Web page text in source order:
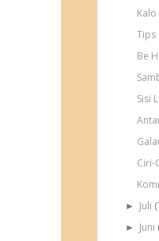
Kalo
Tips
Be
Sisi
Ciri-
► Juli
► Juni